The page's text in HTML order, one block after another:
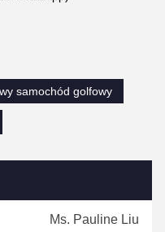
samochód golfowy
Ms. Pauline Liu